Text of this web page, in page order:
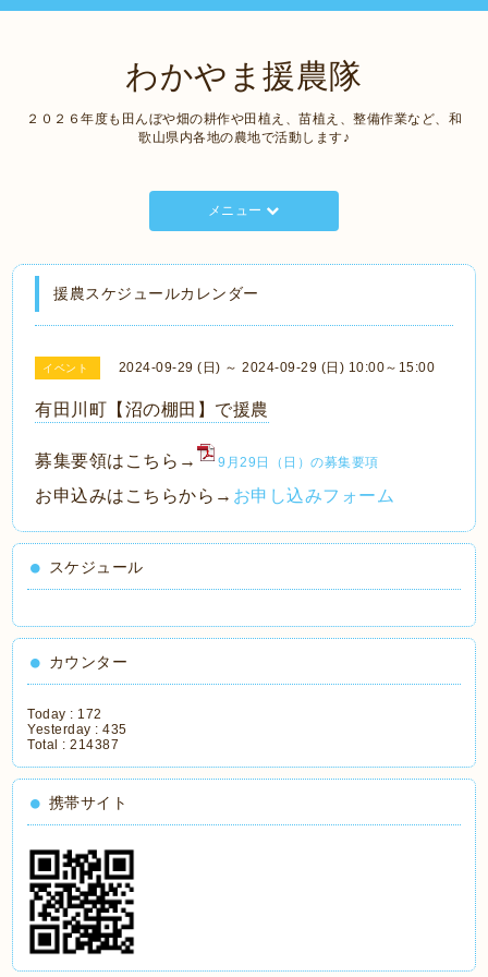
わかやま援農隊
２０２６年度も田んぼや畑の耕作や田植え、苗植え、整備作業など、和
歌山県内各地の農地で活動します♪
メニュー
援農スケジュールカレンダー
イベント 2024-09-29 (日) ～ 2024-09-29 (日) 10:00～15:00
有田川町【沼の棚田】で援農
募集要領はこちら→ 9月29日（日）の募集要項
お申込みはこちらから→ お申し込みフォーム
スケジュール
カウンター
Today : 172
Yesterday :435
Total :214387
携帯サイト